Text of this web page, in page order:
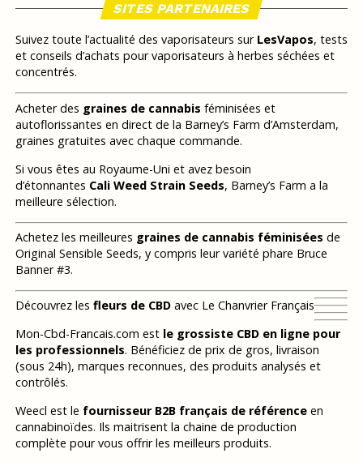
SITES PARTENAIRES
Suivez toute l’actualité des vaporisateurs sur LesVapos, tests
et conseils d’achats pour vaporisateurs à herbes séchées et
concentrés.
Acheter des graines de cannabis féminisées et
autoflorissantes en direct de la Barney’s Farm d’Amsterdam,
graines gratuites avec chaque commande.
Si vous êtes au Royaume-Uni et avez besoin
d’étonnantes Cali Weed Strain Seeds, Barney’s Farm a la
meilleure sélection.
Achetez les meilleures graines de cannabis féminisées de
Original Sensible Seeds, y compris leur variété phare Bruce
Banner #3.
Découvrez les fleurs de CBDavec Le Chanvrier Français
Mon-Cbd-Francais.com est le grossiste CBD en ligne pour
les professionnels. Bénéficiez de prix de gros, livraison
(sous 24h), marques reconnues, des produits analysés et
contrôlés.
Weecl est le fournisseur B2B français de référenceen
cannabinoïdes. Ils maitrisent la chaine de production
complète pour vous offrir les meilleurs produits.